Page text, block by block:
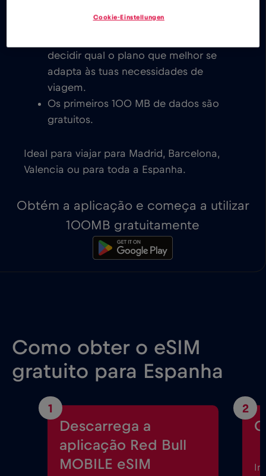
com ativação imediata em dispositivos
decidir qual o plano que melhor se
adapta às tuas necessidades de
viagem.
Os primeiros 100 MB de dados são
gratuitos.
Ideal para viajar para Madrid, Barcelona,
Valencia ou para toda a Espanha.
Obtém a aplicação e começa a utilizar
100MB gratuitamente
Como obter o eSIM
gratuito para Espanha
1
Descarrega a
aplicação Red Bull
MOBILE eSIM
2
Cookie-Einstellungen